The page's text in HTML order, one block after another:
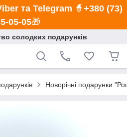
та Telegram 🧙+380 (73)
05-05🎁
солодких подарунків
Новорічні подарунки